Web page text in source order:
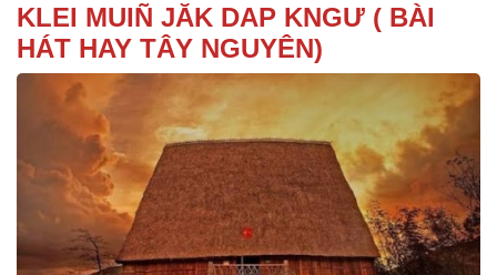
KLEI MUIÑ JĂK DAP KNGƯ ( BÀI
HÁT HAY TÂY NGUYÊN)